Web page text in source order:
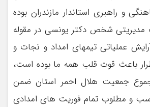
و راهبری استاندار مازندران بوده
شخص دکتر یونسی در مقوله
عملیاتی تیمهای امداد و نجات و
باعث قوت قلب همه ما بوده است،
جمعیت هلال احمر استان ضمن
و مطلوب تمام فوریت های امدادی